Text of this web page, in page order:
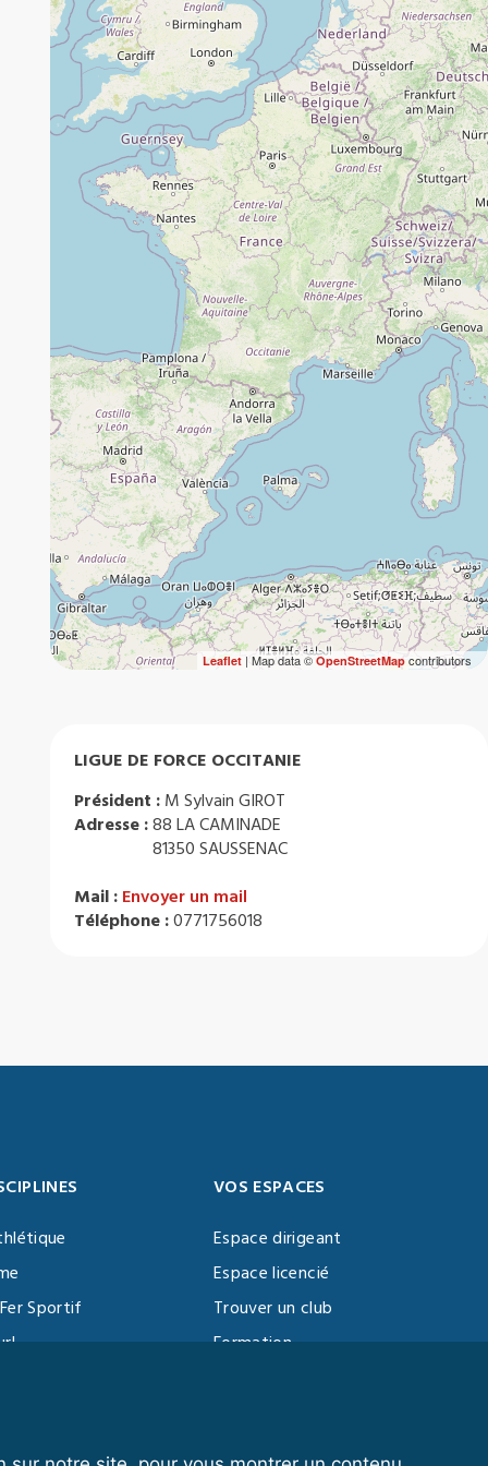
Leaflet| Map data ©OpenStreetMapcontributors
LIGUE DE FORCE OCCITANIE
Président : M Sylvain GIROT
Adresse :88 LA CAMINADE
81350 SAUSSENAC
Mail : Envoyer un mail
Téléphone :0771756018
Sportif
VOS ESPACES
Espace dirigeant
Espace licencié
Trouver un club
Formation